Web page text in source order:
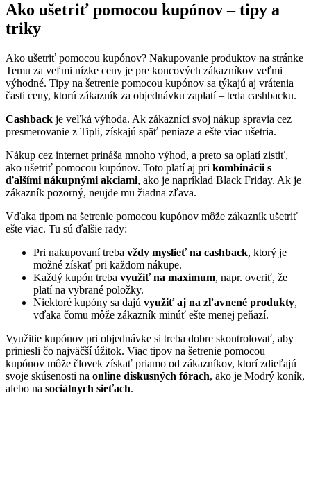
Ako ušetriť pomocou kupónov – tipy a
triky
Ako ušetriť pomocou kupónov? Nakupovanie produktov na stránke
Temu za veľmi nízke ceny je pre koncových zákazníkov veľmi
výhodné. Tipy na šetrenie pomocou kupónov sa týkajú aj vrátenia
časti ceny, ktorú zákazník za objednávku zaplatí – teda cashbacku.
Cashback je veľká výhoda. Ak zákazníci svoj nákup spravia cez
presmerovanie z Tipli, získajú späť peniaze a ešte viac ušetria.
Nákup cez internet prináša mnoho výhod, a preto sa oplatí zistiť,
ako ušetriť pomocou kupónov. Toto platí aj pri kombinácii s
ďalšími nákupnými akciami, ako je napríklad Black Friday. Ak je
zákazník pozorný, neujde mu žiadna zľava.
Vďaka tipom na šetrenie pomocou kupónov môže zákazník ušetriť
ešte viac. Tu sú ďalšie rady:
Pri nakupovaní treba vždy myslieť na cashback, ktorý je
možné získať pri každom nákupe.
Každý kupón treba využiť na maximum, napr. overiť, že
platí na vybrané položky.
Niektoré kupóny sa dajú využiť aj na zľavnené produkty,
vďaka čomu môže zákazník minúť ešte menej peňazí.
Využitie kupónov pri objednávke si treba dobre skontrolovať, aby
priniesli čo najväčší úžitok. Viac tipov na šetrenie pomocou
kupónov môže človek získať priamo od zákazníkov, ktorí zdieľajú
svoje skúsenosti na online diskusných fórach, ako je Modrý koník,
alebo na sociálnych sieťach.